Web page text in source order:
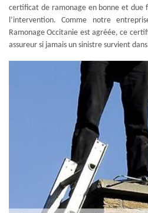
certificat de ramonage en bonne et due
l’intervention. Comme notre
Ramonage Occitanie est agréée, ce
assureur si jamais un sinistre survient